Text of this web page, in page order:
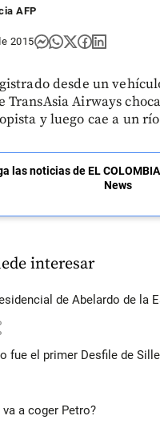
AFP
2015
desde un
TransAsia Airways
y luego cae a un
las noticias de EL
News
interesar
de Abelardo de la
fue el primer Desfile de
va a coger Petro?